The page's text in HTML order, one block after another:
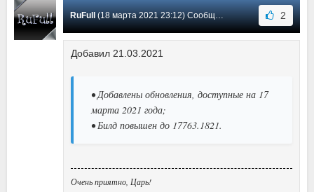
RuFull(18 марта 2021 23:12) Сообщение #1 2
Добавил 21.03.2021
• Добавлены обновления, доступные на 17
марта 2021 года;
• Билд повышен до 17763.1821.
Очень приятно, Царь!